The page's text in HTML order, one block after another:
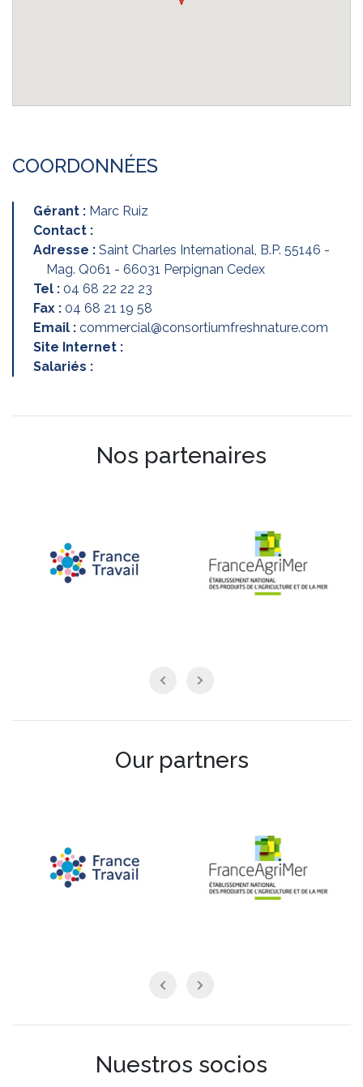
COORDONNÉES
Gérant : Marc Ruiz
Contact :
Adresse : Saint Charles International, B.P. 55146 -
Mag. Q061 - 66031 Perpignan Cedex
Tel : 04 68 22 22 23
Fax : 04 68 21 19 58
Email : commercial@consortiumfreshnature.com
Site Internet :
Salariés :
Nos partenaires
Our partners
Nuestros socios